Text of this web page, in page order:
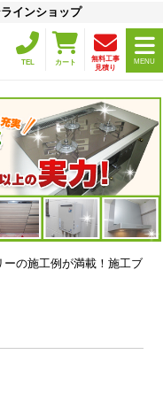
インショップ
TEL カート
無料工事
見積り
MENU
ーの施工例が満載！施工ブ